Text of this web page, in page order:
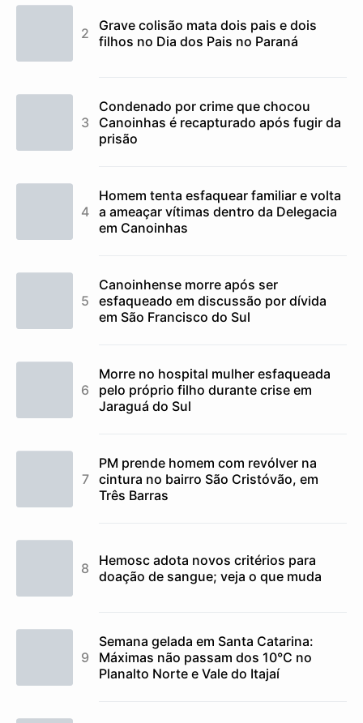
Grave colisão mata dois pais e dois
filhos no Dia dos Pais no Paraná
Condenado por crime que chocou
Canoinhas é recapturado após fugir da
prisão
Homem tenta esfaquear familiar e volta
a ameaçar vítimas dentro da Delegacia
em Canoinhas
Canoinhense morre após ser
esfaqueado em discussão por dívida
em São Francisco do Sul
Morre no hospital mulher esfaqueada
pelo próprio filho durante crise em
Jaraguá do Sul
PM prende homem com revólver na
cintura no bairro São Cristóvão, em
Três Barras
Hemosc adota novos critérios para
doação de sangue; veja o que muda
Semana gelada em Santa Catarina:
Máximas não passam dos 10°C no
Planalto Norte e Vale do Itajaí